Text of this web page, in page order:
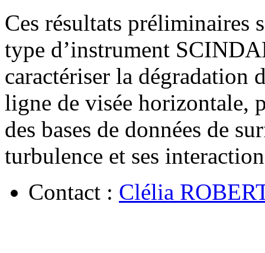
Ces résultats préliminaires
type d’instrument
caractériser la dégradation
ligne de visée horizontale,
des bases de données de
turbulence et ses
Contact : Clélia